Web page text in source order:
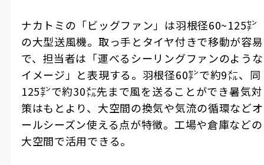
ナカトミの「ビッグファン」は羽根径60~125㌢
の大型送風機。取っ手とタイヤ付きで移動が容易
で、担当者は「運べるシーリングファンのような
イメージ」と表現する。羽根径60㌢で約9㍍、同
125㌢で約30㍍先まで風を送ることができ暑気対
策はもとより、大空間の換気や気流の循環などオ
ールシーズン使える点が特徴。工場や倉庫などの
大空間で活用できる。